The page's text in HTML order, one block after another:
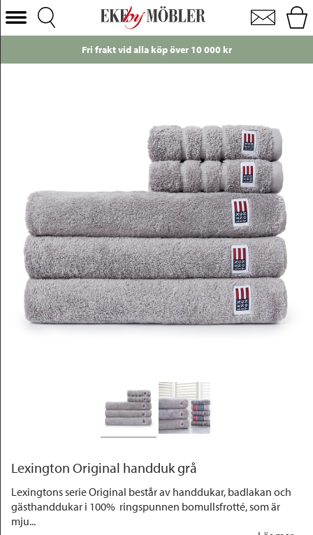
Lexington Original handduk grå
Välj Kategori
Inredning
Mattor
Belysning
Utemöbler
Varumärken
Fri frakt vid alla köp över 10 000 kr
Lexington Original handduk grå
Lexingtons serie Original består av handdukar, badlakan och
gästhanddukar i 100% ringspunnen bomullsfrotté, som är
mju...